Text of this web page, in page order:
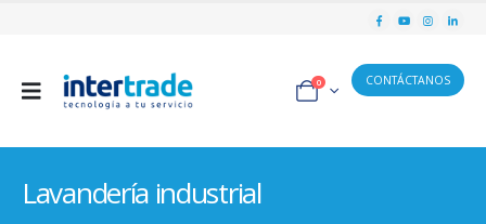
0 CONTÁCTANOS
Lavandería industrial